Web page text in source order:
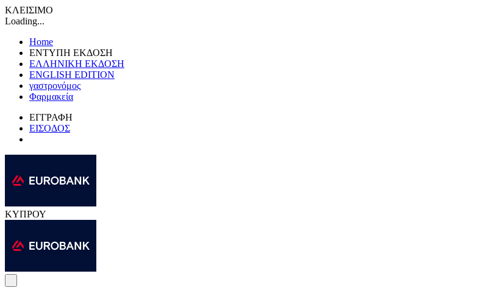
ΚΛΕΙΣΙΜΟ
Loading...
Home
ΕΝΤΥΠΗ ΕΚΔΟΣΗ
ΕΛΛΗΝΙΚΗ ΕΚΔΟΣΗ
ENGLISH EDITION
γαστρονόμος
Φαρμακεία
ΕΓΓΡΑΦΗ
ΕΙΣΟΔΟΣ
ΚΥΠΡΟΥ